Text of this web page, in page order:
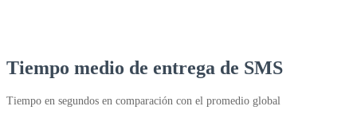
Tiempo medio de entrega de SMS
Tiempo en segundos en comparación con el promedio global